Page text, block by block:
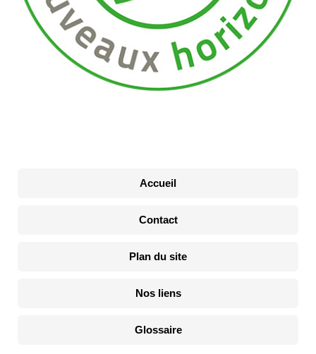
Accueil
Contact
Plan du site
Nos liens
Glossaire